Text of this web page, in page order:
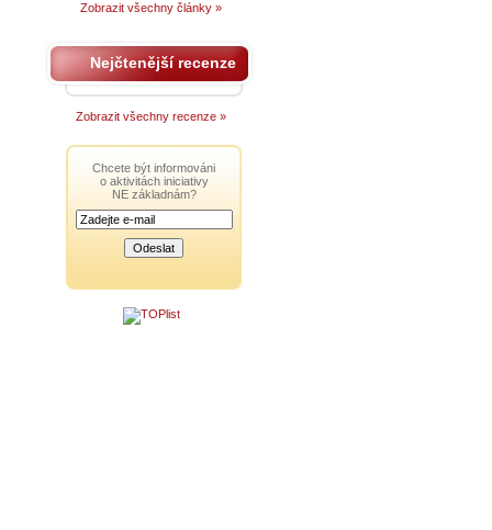
Zobrazit všechny články »
Nejčtenější recenze
Zobrazit všechny recenze »
Chcete být informováni
o aktivitách iniciativy
NE základnám?